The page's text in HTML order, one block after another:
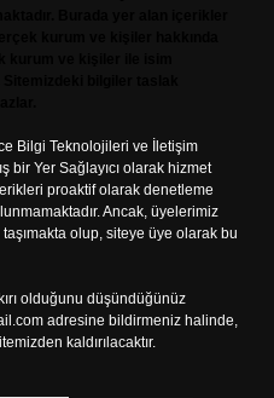
Bilgi Teknolojileri ve İletişim
bir Yer Sağlayıcı olarak hizmet
proaktif olarak denetleme
Ancak, üyelerimiz
olup, siteye üye olarak bu
olduğunu düşündüğünüz
adresine bildirmeniz halinde,
kaldırılacaktır.